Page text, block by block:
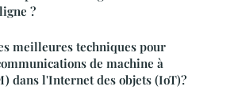
?
meilleures techniques pour
de machine à
dans l'Internet des objets (IoT)?